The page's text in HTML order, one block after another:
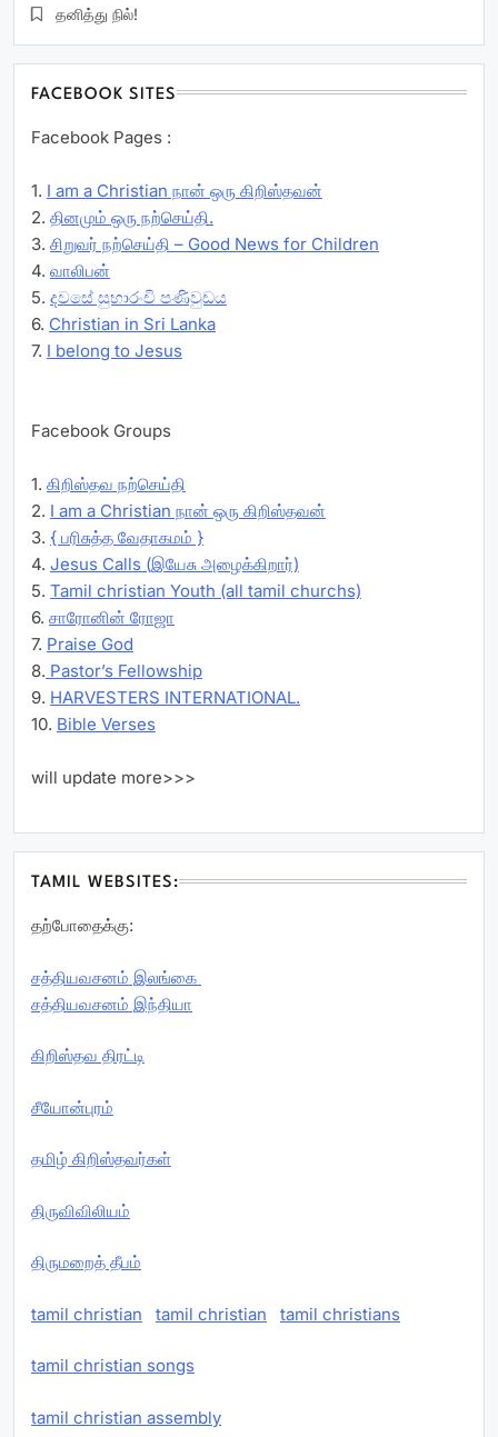
தனித்து நில்!
FACEBOOK SITES
Facebook Pages :
1. I am a Christian நான் ஒரு கிறிஸ்தவன்
2. தினமும் ஒரு நற்செய்தி.
3. சிறுவர் நற்செய்தி – Good News for Children
4. வாலிபன்
5. දවසේ සුභාරංචි පණිවුඩය
6. Christian in Sri Lanka
7. I belong to Jesus
Facebook Groups
1. கிறிஸ்தவ நற்செய்தி
2. I am a Christian நான் ஒரு கிறிஸ்தவன்
3. { பரிசுத்த வேதாகமம் }
4. Jesus Calls (இயேசு அழைக்கிறார்)
5. Tamil christian Youth (all tamil churchs)
6. சாரோனின் ரோஜா
7. Praise God
8. Pastor’s Fellowship
9. HARVESTERS INTERNATIONAL.
10. Bible Verses
will update more>>>
TAMIL WEBSITES:
தற்போதைக்கு:
சத்தியவசனம் இலங்கை
சத்தியவசனம் இந்தியா
கிறிஸ்தவ திரட்டி
சீயோன்புரம்
தமிழ் கிறிஸ்தவர்கள்
திருவிவிலியம்
திருமறைத் தீபம்
tamil christian tamil christian tamil christians
tamil christian songs
tamil christian assembly